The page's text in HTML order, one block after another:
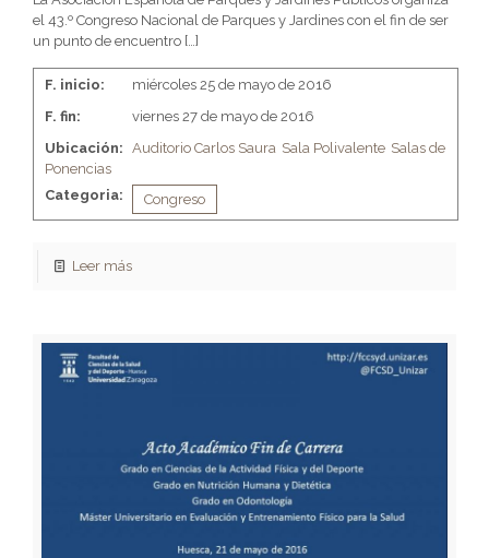
el 43.º Congreso Nacional de Parques y Jardines con el fin de ser
un punto de encuentro […]
F. inicio:
miércoles 25 de mayo de 2016
F. fin:
viernes 27 de mayo de 2016
Ubicación: Auditorio Carlos Saura Sala Polivalente Salas de
Ponencias
Categoria:
Congreso
Leer más